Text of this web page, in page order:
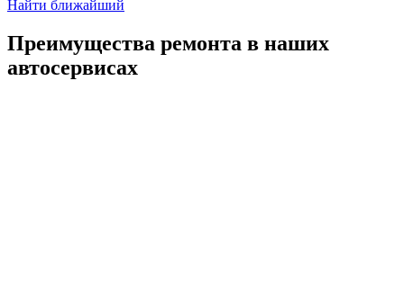
Найти ближайший
Преимущества ремонта в наших
автосервисах